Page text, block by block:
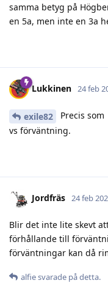
samma betyg på
en 5a, men inte en 3a
Lukkinen 24 feb
exile82 Precis som
vs förväntning.
Jordfräs 24 feb
Blir det inte lite skevt
förhållande till
förväntningar kan då
alfiesvarade på detta.